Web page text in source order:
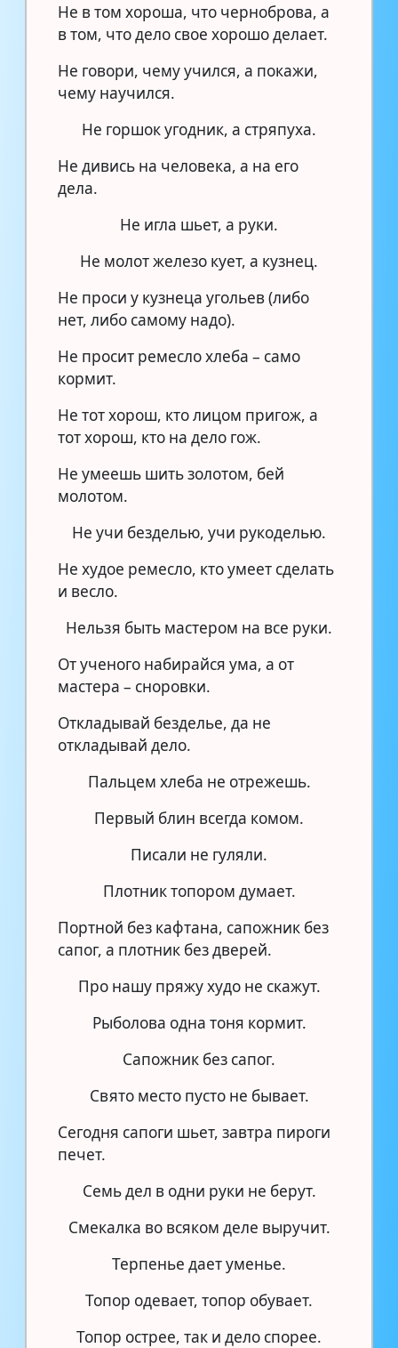
Не в том хороша, что черноброва, а
в том, что дело свое хорошо делает.
Не говори, чему учился, а покажи,
чему научился.
Не горшок угодник, а стряпуха.
Не дивись на человека, а на его
дела.
Не игла шьет, а руки.
Не молот железо кует, а кузнец.
Не проси у кузнеца угольев (либо
нет, либо самому надо).
Не просит ремесло хлеба – само
кормит.
Не тот хорош, кто лицом пригож, а
тот хорош, кто на дело гож.
Не умеешь шить золотом, бей
молотом.
Не учи безделью, учи рукоделью.
Не худое ремесло, кто умеет сделать
и весло.
Нельзя быть мастером на все руки.
От ученого набирайся ума, а от
мастера – сноровки.
Откладывай безделье, да не
откладывай дело.
Пальцем хлеба не отрежешь.
Первый блин всегда комом.
Писали не гуляли.
Плотник топором думает.
Портной без кафтана, сапожник без
сапог, а плотник без дверей.
Про нашу пряжу худо не скажут.
Рыболова одна тоня кормит.
Сапожник без сапог.
Свято место пусто не бывает.
Сегодня сапоги шьет, завтра пироги
печет.
Семь дел в одни руки не берут.
Смекалка во всяком деле выручит.
Терпенье дает уменье.
Топор одевает, топор обувает.
Топор острее, так и дело спорее.